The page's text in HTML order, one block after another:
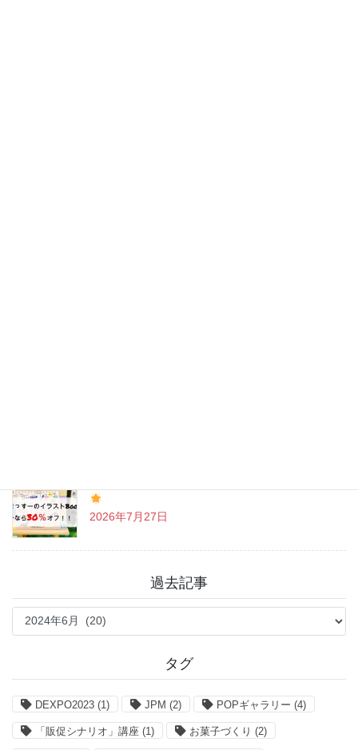
2026年7月27日
過去記事
過
記
タグ
DEXPO2023 (1) JPM (2) POPギャラリー (4)
「販促シナリオ」講座 (1) お菓子づくり (2)